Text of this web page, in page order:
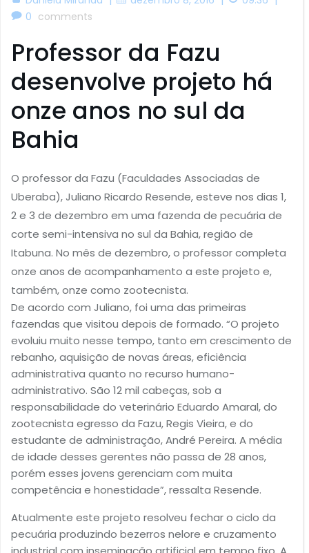
0 comments
Professor da Fazu
desenvolve projeto há
onze anos no sul da
Bahia
O professor da Fazu (Faculdades Associadas de
Uberaba), Juliano Ricardo Resende, esteve nos dias 1,
2 e 3 de dezembro em uma fazenda de pecuária de
corte semi-intensiva no sul da Bahia, região de
Itabuna. No mês de dezembro, o professor completa
onze anos de acompanhamento a este projeto e,
também, onze como zootecnista.
De acordo com Juliano, foi uma das primeiras
fazendas que visitou depois de formado. “O projeto
evoluiu muito nesse tempo, tanto em crescimento de
rebanho, aquisição de novas áreas, eficiência
administrativa quanto no recurso humano-
administrativo. São 12 mil cabeças, sob a
responsabilidade do veterinário Eduardo Amaral, do
zootecnista egresso da Fazu, Regis Vieira, e do
estudante de administração, André Pereira. A média
de idade desses gerentes não passa de 28 anos,
porém esses jovens gerenciam com muita
competência e honestidade”, ressalta Resende.
Atualmente este projeto resolveu fechar o ciclo da
pecuária produzindo bezerros nelore e cruzamento